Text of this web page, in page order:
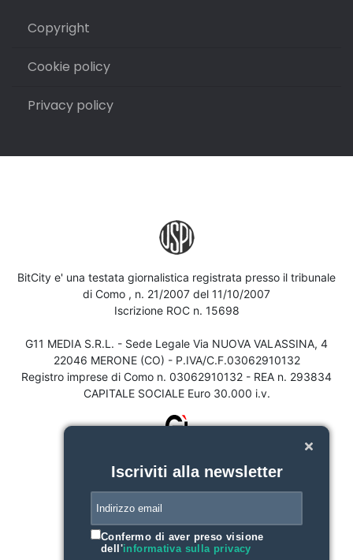
Copyright
Cookie policy
Privacy policy
BitCity e' una testata giornalistica registrata presso il tribunale
di Como , n. 21/2007 del 11/10/2007
Iscrizione ROC n. 15698
G11 MEDIA S.R.L. - Sede Legale Via NUOVA VALASSINA, 4
22046 MERONE (CO) - P.IVA/C.F.03062910132
Registro imprese di Como n. 03062910132 - REA n. 293834
CAPITALE SOCIALE Euro 30.000 i.v.
Iscriviti alla newsletter
Confermo di aver preso visione
dell'informativa sulla privacy